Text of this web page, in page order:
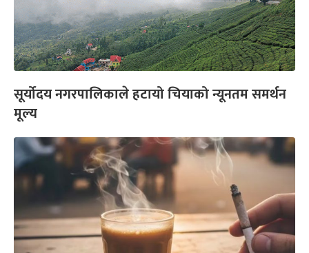
सूर्योदय नगरपालिकाले हटायो चियाको न्यूनतम समर्थन
मूल्य